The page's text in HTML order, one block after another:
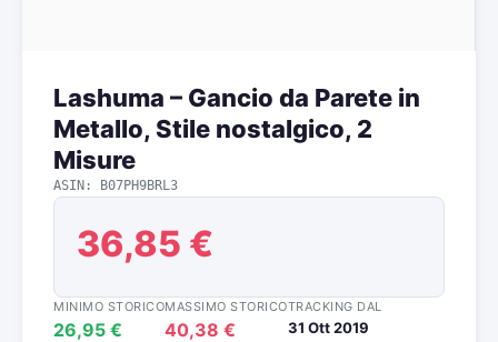
Lashuma – Gancio da Parete in
Metallo, Stile nostalgico, 2
Misure
ASIN: B07PH9BRL3
36,85 €
MINIMO STORICO
26,95 €
MASSIMO STORICO
40,38 €
TRACKING DAL
31 Ott 2019